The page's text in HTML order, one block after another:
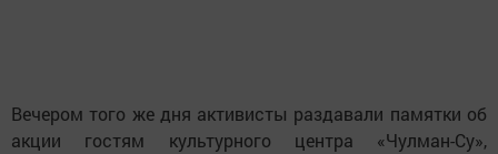
Вечером того же дня активисты раздавали памятки об
акции гостям культурного центра «Чулман-Су»,